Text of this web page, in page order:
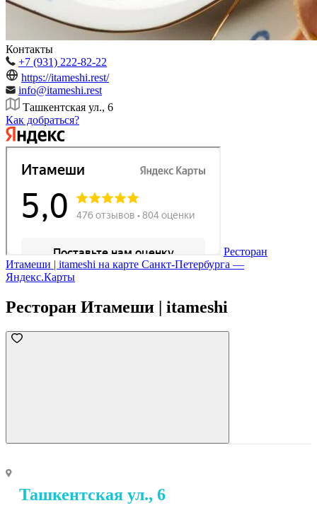
Контакты
+7 (931) 222-82-22
https://itameshi.rest/
info@itameshi.rest
Ташкентская ул., 6
Как добраться?
Ресторан
Итамеши | itameshi на карте Санкт‑Петербурга —
Яндекс.Карты
Ресторан Итамеши | itameshi
Ташкентская ул., 6